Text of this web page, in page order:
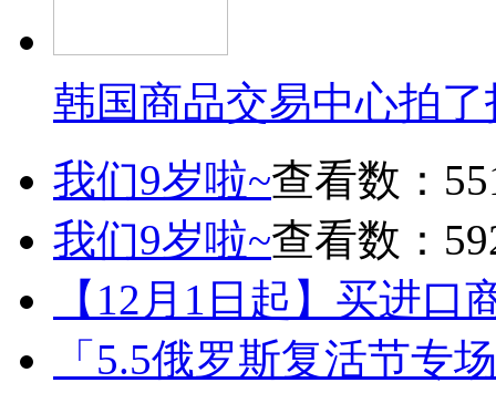
韩国商品交易中心拍
我们9岁啦~查看数：
我们9岁啦~查看数：
【12月1日起】买进口
「5.5俄罗斯复活节专